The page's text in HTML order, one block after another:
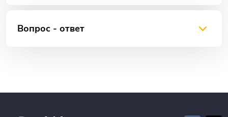
Вопрос - ответ